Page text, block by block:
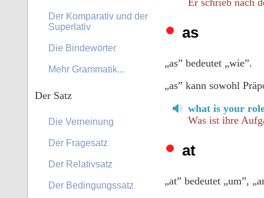
as
„as” bedeutet „wie”.
„as” kann sowohl
what is your
Was ist ihre
at
„at” bedeutet „um”,
Der Komparativ und der
Superlativ
Die Bindewörter
Mehr Grammatik...
Der Satz
Die Verneinung
Der Fragesatz
Der Relativsatz
Der Bedingungssatz